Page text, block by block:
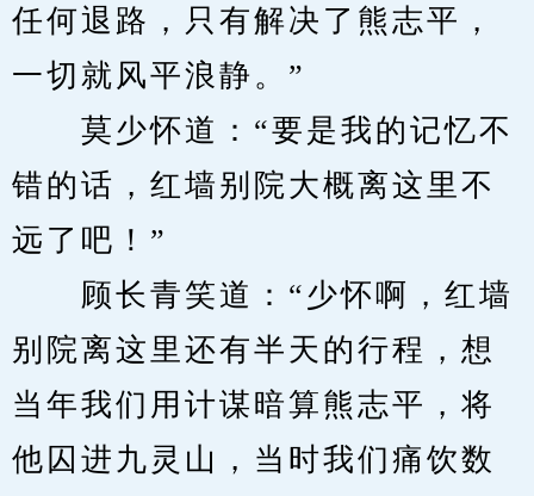
任何退路，只有解决了熊志平，
一切就风平浪静。”
莫少怀道：“要是我的记忆不
错的话，红墙别院大概离这里不
远了吧！”
顾长青笑道：“少怀啊，红墙
别院离这里还有半天的行程，想
当年我们用计谋暗算熊志平，将
他囚进九灵山，当时我们痛饮数